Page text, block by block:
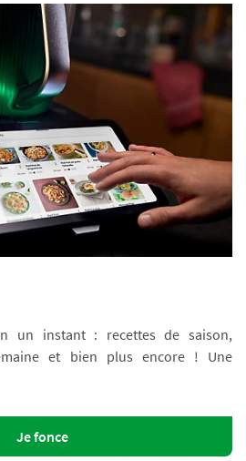
un instant : recettes de saison,
et bien plus encore ! Une
Je fonce